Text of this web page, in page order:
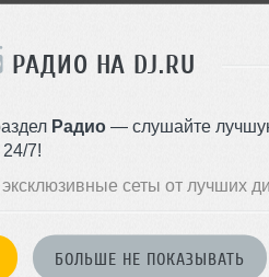
РАДИО НА DJ.RU
Радио — слушайте
7!
сеты от лучших
БОЛЬШЕ НЕ ПОКАЗЫВАТЬ
Нет записей в блоге